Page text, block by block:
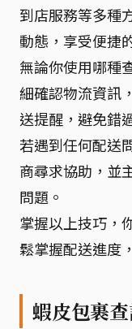
到店服務等多種
動態，享受便捷
無論你使用哪種
細確認物流資訊
送提醒，避免錯
若遇到任何配送
商尋求協助，並
問題。
掌握以上技巧，
鬆掌握配送進度
蝦皮包裹